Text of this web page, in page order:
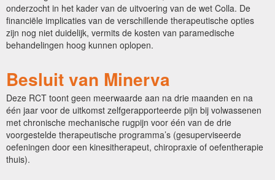
onderzocht in het kader van de uitvoering van de wet Colla. De
financiële implicaties van de verschillende therapeutische opties
zijn nog niet duidelijk, vermits de kosten van paramedische
behandelingen hoog kunnen oplopen.
Besluit van Minerva
Deze RCT toont geen meerwaarde aan na drie maanden en na
één jaar voor de uitkomst zelfgerapporteerde pijn bij volwassenen
met chronische mechanische rugpijn voor één van de drie
voorgestelde therapeutische programma’s (gesuperviseerde
oefeningen door een kinesitherapeut, chiropraxie of oefentherapie
thuis).